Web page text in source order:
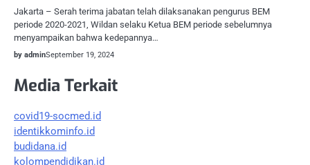
Jakarta – Serah terima jabatan telah dilaksanakan pengurus BEM
periode 2020-2021, Wildan selaku Ketua BEM periode sebelumnya
menyampaikan bahwa kedepannya…
by adminSeptember 19, 2024
Media Terkait
covid19-socmed.id
identikkominfo.id
budidana.id
kolompendidikan.id